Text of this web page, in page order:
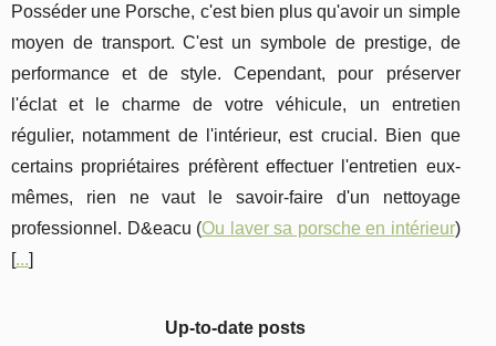
Posséder une Porsche, c'est bien plus qu'avoir un simple
moyen de transport. C'est un symbole de prestige, de
performance et de style. Cependant, pour préserver
l'éclat et le charme de votre véhicule, un entretien
régulier, notamment de l'intérieur, est crucial. Bien que
certains propriétaires préfèrent effectuer l'entretien eux-
mêmes, rien ne vaut le savoir-faire d'un nettoyage
professionnel. D&eacu (Ou laver sa porsche en intérieur)
[...]
Up-to-date posts